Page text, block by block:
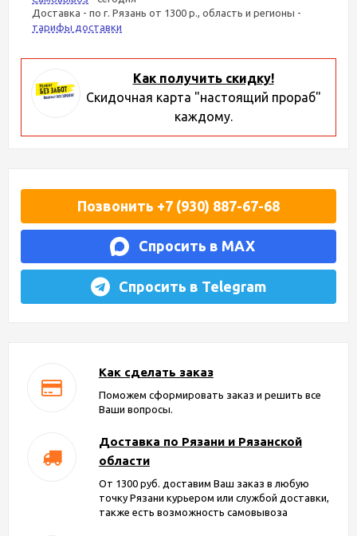
Доставка - по г. Рязань от 1300 р., область и регионы -
тарифы доставки
Как получить скидку!
Скидочная карта "настоящий прораб"
каждому.
Позвонить +7 (930) 887-67-68
Спросить в MAX
Спросить в Telegram
Как сделать заказ
Поможем сформировать заказ и решить все
Ваши вопросы.
Доставка по Рязани и Рязанской
области
От 1300 руб. доставим Ваш заказ в любую
точку Рязани курьером или службой доставки,
также есть возможность самовывоза